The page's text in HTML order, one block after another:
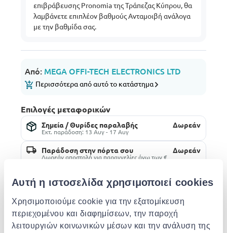
Αυτή η ιστοσελίδα χρησιμοποιεί cookies
Χρησιμοποιούμε cookie για την εξατομίκευση
περιεχομένου και διαφημίσεων, την παροχή
λειτουργιών κοινωνικών μέσων και την ανάλυση της
επιβράβευσης Pronomia της Τράπεζας Κύπρου, θα
λαμβάνετε επιπλέον βαθμούς Ανταμοιβή ανάλογα
με την βαθμίδα σας.
Από: MEGA OFFI-TECH ELECTRONICS LTD
Περισσότερα από αυτό το κατάστημα
Επιλογές μεταφορικών
Σημεία / Θυρίδες παραλαβής
Εκτ. παράδοση: 13 Αυγ - 17 Αυγ
Δωρεάν
Παράδοση στην πόρτα σου
Δωρεάν αποστολή για παραγγελίες άνω των €
Εκτ. παράδοση: 13 Αυγ - 18 Αυγ
Δωρεάν
Περιγραφή